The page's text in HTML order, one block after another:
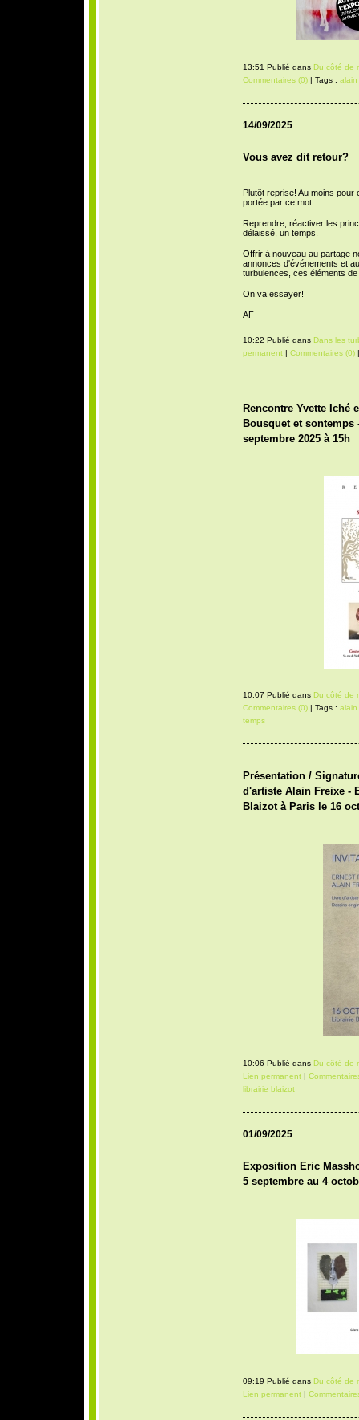
13:51 Publié dans Du côté de
Commentaires (0)| Tags : alain
14/09/2025
Vous avez dit retour?
Plutôt reprise! Au moins
portée par ce mot.
Reprendre, réactiver les
délaissé, un temps.
Offrir à nouveau au partage
annonces d'événements et
turbulences, ces éléments de
On va essayer!
AF
10:22 Publié dans Dans les
permanent| Commentaires (0)|
Rencontre Yvette Iché
Bousquet et sontemps
septembre 2025 à 15h
10:07 Publié dans Du côté de
Commentaires (0)| Tags : alain
temps
Présentation /
d'artiste Alain Freixe -
Blaizot à Paris le 16
10:06 Publié dans Du côté de
Lien permanent|
librairie blaizot
01/09/2025
Exposition Eric
5 septembre au 4
09:19 Publié dans Du côté de
Lien permanent|